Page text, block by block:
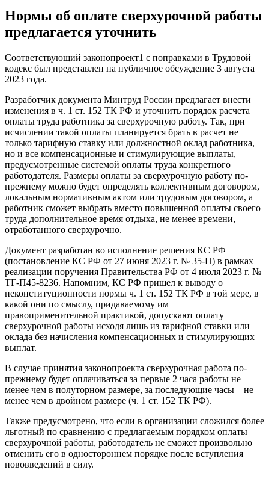
Нормы об оплате сверхурочной работы
предлагается уточнить
Соответствующий законопроект1 с поправками в Трудовой
кодекс был представлен на публичное обсуждение 3 августа
2023 года.
Разработчик документа Минтруд России предлагает внести
изменения в ч. 1 ст. 152 ТК РФ и уточнить порядок расчета
оплаты труда работника за сверхурочную работу. Так, при
исчислении такой оплаты планируется брать в расчет не
только тарифную ставку или должностной оклад работника,
но и все компенсационные и стимулирующие выплаты,
предусмотренные системой оплаты труда конкретного
работодателя. Размеры оплаты за сверхурочную работу по-
прежнему можно будет определять коллективным договором,
локальным нормативным актом или трудовым договором, а
работник сможет выбрать вместо повышенной оплаты своего
труда дополнительное время отдыха, не менее времени,
отработанного сверхурочно.
Документ разработан во исполнение решения КС РФ
(постановление КС РФ от 27 июня 2023 г. № 35-П) в рамках
реализации поручения Правительства РФ от 4 июля 2023 г. №
ТГ-П45-8236. Напомним, КС РФ пришел к выводу о
неконституционности нормы ч. 1 ст. 152 ТК РФ в той мере, в
какой они по смыслу, придаваемому им
правоприменительной практикой, допускают оплату
сверхурочной работы исходя лишь из тарифной ставки или
оклада без начисления компенсационных и стимулирующих
выплат.
В случае принятия законопроекта сверхурочная работа по-
прежнему будет оплачиваться за первые 2 часа работы не
менее чем в полуторном размере, за последующие часы – не
менее чем в двойном размере (ч. 1 ст. 152 ТК РФ).
Также предусмотрено, что если в организации сложился более
льготный по сравнению с предлагаемым порядком оплаты
сверхурочной работы, работодатель не сможет произвольно
отменить его в одностороннем порядке после вступления
нововведений в силу.